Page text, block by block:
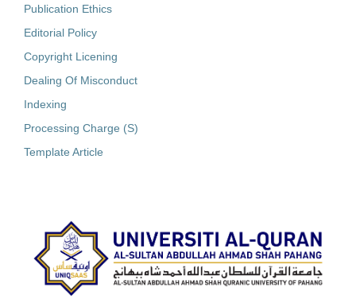
Publication Ethics
Editorial Policy
Copyright Licening
Dealing Of Misconduct
Indexing
Processing Charge (S)
Template Article